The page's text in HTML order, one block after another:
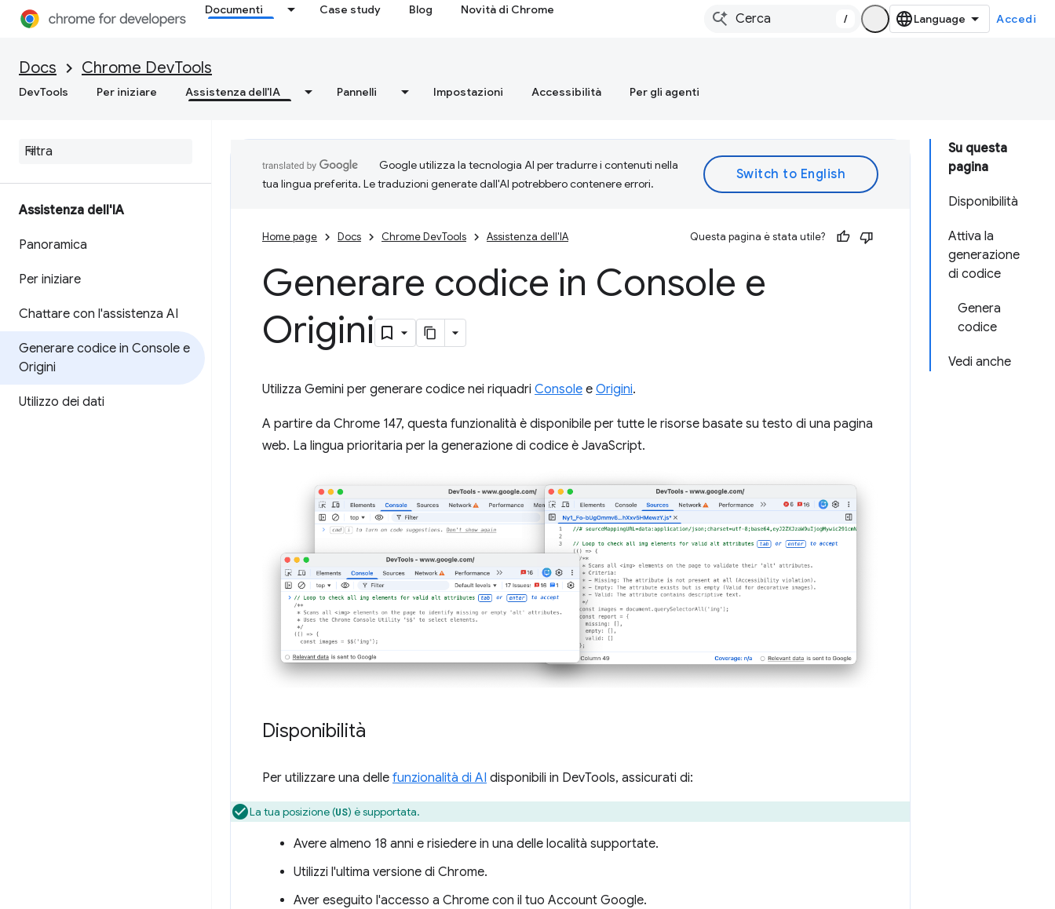
Documenti Case study Blog Novità di Chrome
/ Accedi
Docs Chrome DevTools
DevTools Per iniziare Assistenza dell'IA Pannelli Impostazioni Accessibilità Per gli agenti
Assistenza dell'IA
Panoramica
Per iniziare
Chattare con l'assistenza AI
Generare codice in Console e
Origini
Utilizzo dei dati
Su questa
pagina
Disponibilità
Attiva la
generazione
di codice
Genera
codice
Vedi anche
Google utilizza la tecnologia AI per tradurre i contenuti nella
tua lingua preferita. Le traduzioni generate dall'AI potrebbero contenere errori.
Home page Docs Chrome DevTools Assistenza dell'IA Questa pagina è stata utile?
Generare codice in Console e
Origini
Utilizza Gemini per generare codice nei riquadri Console e Origini.
A partire da Chrome 147, questa funzionalità è disponibile per tutte le risorse basate su testo di una pagina
web. La lingua prioritaria per la generazione di codice è JavaScript.
Disponibilità
Per utilizzare una delle funzionalità di AI disponibili in DevTools, assicurati di:
La tua posizione (US) è supportata.
Avere almeno 18 anni e risiedere in una delle località supportate.
Utilizzi l'ultima versione di Chrome.
Aver eseguito l'accesso a Chrome con il tuo Account Google.